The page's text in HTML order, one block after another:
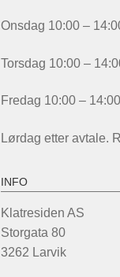
Onsdag 10:00 –
Torsdag 10:00 –
Fredag 10:00 – 14:00
Lørdag etter avtale.
INFO
Klatresiden AS
Storgata 80
3262 Larvik